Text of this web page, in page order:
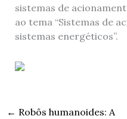
sistemas de
ao tema “Sistemas de
sistemas energéticos”.
← Robôs humanoides: A